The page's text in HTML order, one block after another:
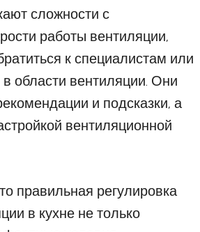
сложности с
работы вентиляции,
к специалистам или
области вентиляции. Они
и подсказки, а
вентиляционной
правильная регулировка
в кухне не только